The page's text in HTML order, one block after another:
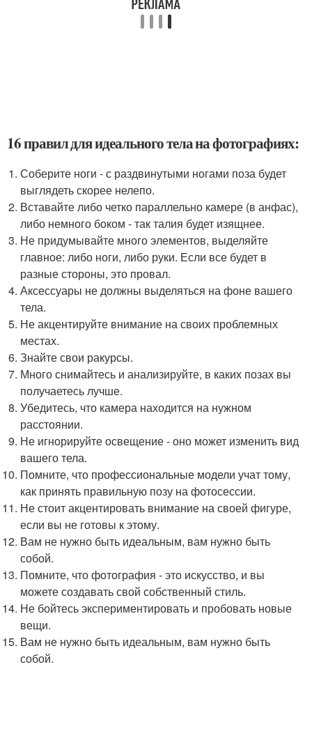
16 правил для идеального тела на фотографиях:
Соберите ноги - с раздвинутыми ногами поза будет
выглядеть скорее нелепо.
Вставайте либо четко параллельно камере (в анфас),
либо немного боком - так талия будет изящнее.
Не придумывайте много элементов, выделяйте
главное: либо ноги, либо руки. Если все будет в
разные стороны, это провал.
Аксессуары не должны выделяться на фоне вашего
тела.
Не акцентируйте внимание на своих проблемных
местах.
Знайте свои ракурсы.
Много снимайтесь и анализируйте, в каких позах вы
получаетесь лучше.
Убедитесь, что камера находится на нужном
расстоянии.
Не игнорируйте освещение - оно может изменить вид
вашего тела.
Помните, что профессиональные модели учат тому,
как принять правильную позу на фотосессии.
Не стоит акцентировать внимание на своей фигуре,
если вы не готовы к этому.
Вам не нужно быть идеальным, вам нужно быть
собой.
Помните, что фотография - это искусство, и вы
можете создавать свой собственный стиль.
Не бойтесь экспериментировать и пробовать новые
вещи.
Вам не нужно быть идеальным, вам нужно быть
собой.